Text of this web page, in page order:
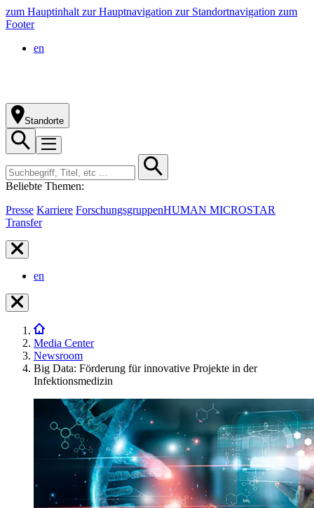
zum Hauptinhalt zur Hauptnavigation zur Standortnavigation zum
Footer
en
Standorte
Beliebte Themen:
Presse Karriere ForschungsgruppenHUMAN MICROSTAR
Transfer
en
Media Center
Newsroom
Big Data: Förderung für innovative Projekte in der
Infektionsmedizin